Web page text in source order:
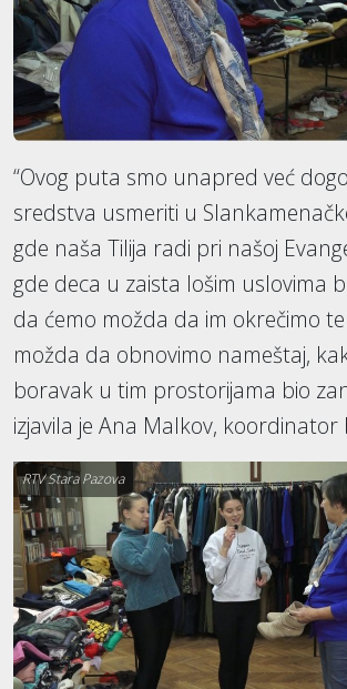
“Ovog puta smo unapred već
sredstva usmeriti u
gde naša Tilija radi pri našoj
gde deca u zaista lošim uslovima
da ćemo možda da im okrečimo
možda da obnovimo nameštaj,
boravak u tim prostorijama bio
izjavila je Ana Malkov, koordinator
RTV Stara Pazova